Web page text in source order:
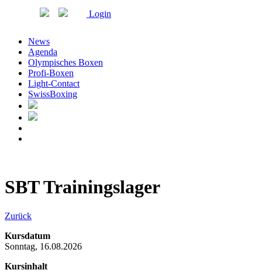
Login
News
Agenda
Olympisches Boxen
Profi-Boxen
Light-Contact
SwissBoxing
SBT Trainingslager
Zurück
Kursdatum
Sonntag, 16.08.2026
Kursinhalt